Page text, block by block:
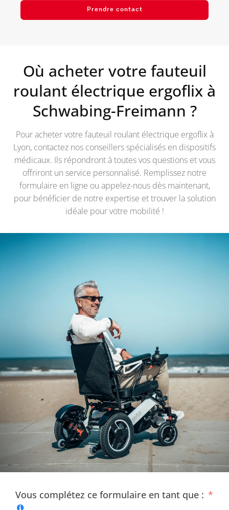
Prendre contact
Où acheter votre fauteuil
roulant électrique ergoflix à
Schwabing-Freimann ?
Pour acheter votre fauteuil roulant électrique ergoflix à
Lyon, contactez nos conseillers spécialisés en dispositifs
médicaux. Ils répondront à toutes vos questions et vous
offriront un service personnalisé. Remplissez notre
formulaire en ligne ou appelez-nous dès maintenant,
pour bénéficier de notre expertise et trouver la solution
idéale pour votre mobilité !
Vous complétez ce formulaire en tant que :